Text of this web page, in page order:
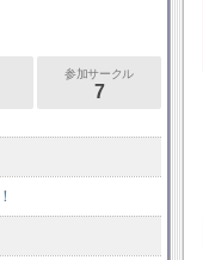
参加サークル
7